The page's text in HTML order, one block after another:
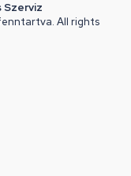
Szerviz
All rights